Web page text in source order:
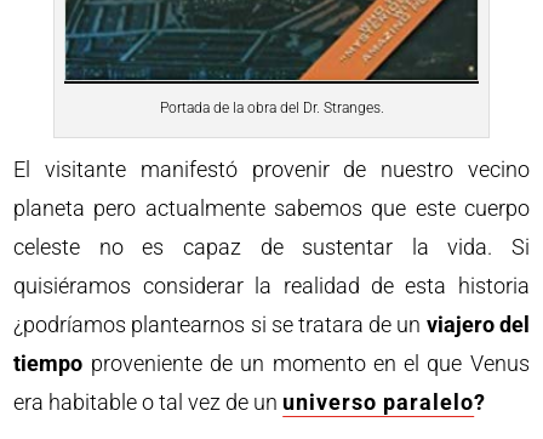
Portada de la obra del Dr. Stranges.
El visitante manifestó provenir de nuestro vecino
planeta pero actualmente sabemos que este cuerpo
celeste no es capaz de sustentar la vida. Si
quisiéramos considerar la realidad de esta historia
¿podríamos plantearnos si se tratara de un viajero del
tiempo proveniente de un momento en el que Venus
era habitable o tal vez de un universo paralelo?